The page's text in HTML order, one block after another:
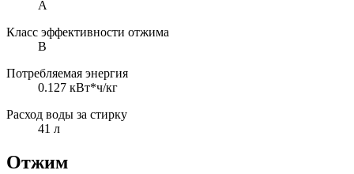
A
Класс эффективности отжима
B
Потребляемая энергия
0.127 кВт*ч/кг
Расход воды за стирку
41 л
Отжим